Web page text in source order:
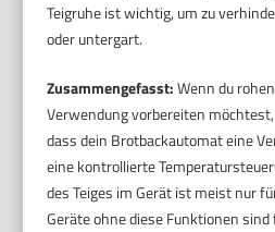
Teigruhe ist wichtig, um zu
oder untergart.
Zusammengefasst:Wenn du
Verwendung vorbereiten
dass dein Brotbackautomat eine
eine kontrollierte
des Teiges im Gerät ist meist nur
Geräte ohne diese Funktionen